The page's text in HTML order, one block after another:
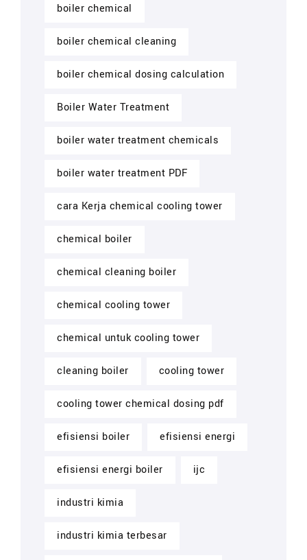
boiler chemical
boiler chemical cleaning
boiler chemical dosing calculation
Boiler Water Treatment
boiler water treatment chemicals
boiler water treatment PDF
cara Kerja chemical cooling tower
chemical boiler
chemical cleaning boiler
chemical cooling tower
chemical untuk cooling tower
cleaning boiler cooling tower
cooling tower chemical dosing pdf
efisiensi boiler efisiensi energi
efisiensi energi boiler ijc
industri kimia
industri kimia terbesar